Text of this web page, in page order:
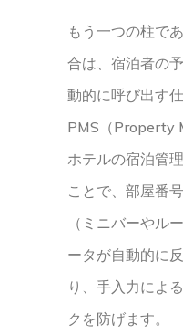
もう一つの柱で
合は、宿泊者の
動的に呼び出す仕
PMS（Property
ホテルの宿泊管
ことで、部屋番
（ミニバーやル
ータが自動的に
り、手入力によ
クを防げます。